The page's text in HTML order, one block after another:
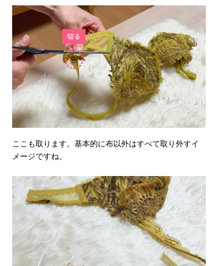
ここも取ります。基本的に布以外はすべて取り外すイ
メージですね。